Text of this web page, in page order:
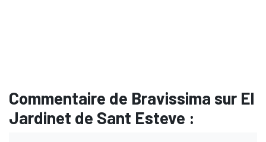
Commentaire de Bravissima sur El
Jardinet de Sant Esteve :